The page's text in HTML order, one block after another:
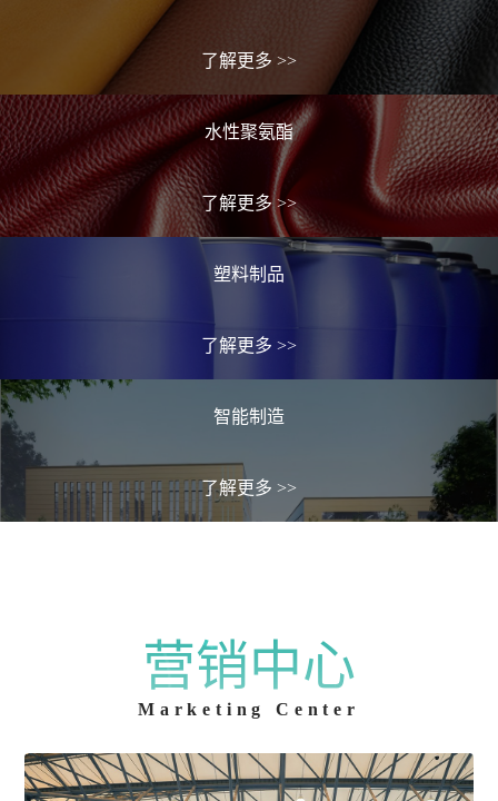
了解更多 >>
水性聚氨酯
了解更多 >>
塑料制品
了解更多 >>
智能制造
了解更多 >>
营销中心
Marketing Center